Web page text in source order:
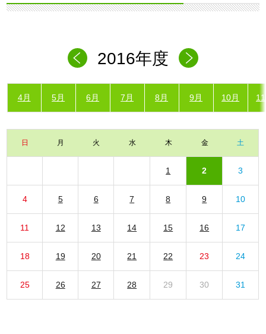
2016年度
4月 5月 6月 7月 8月 9月 10月
日 月 火 水 木 金 土
1 2 3
4 5 6 7 8 9 10
11 12 13 14 15 16 17
18 19 20 21 22 23 24
25 26 27 28 29 30 31